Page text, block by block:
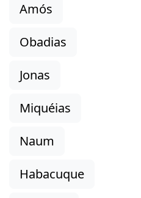
Amós
Obadias
Jonas
Miquéias
Naum
Habacuque